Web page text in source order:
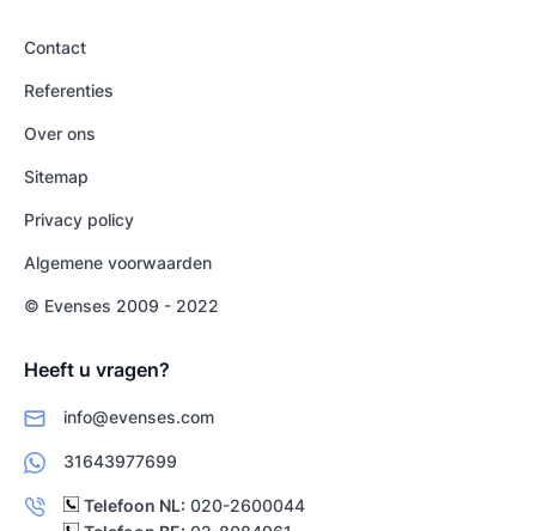
Contact
Referenties
Over ons
Sitemap
Privacy policy
Algemene voorwaarden
© Evenses 2009 - 2022
Heeft u vragen?
info@evenses.com
31643977699
Telefoon NL: 020-2600044